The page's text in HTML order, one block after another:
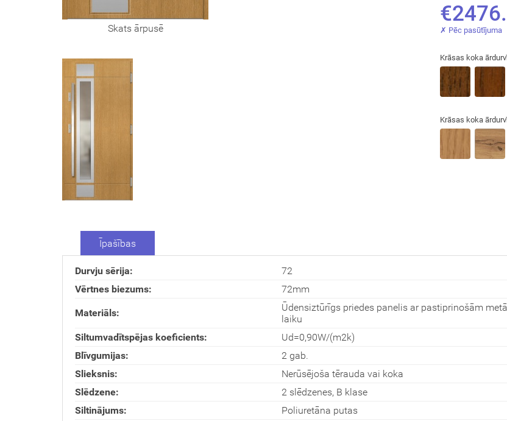
Skats ārpusē ✗ Pēc pasūtījuma
Krāsas koka
Krāsas koka
Īpašības
Durvju sērija:
72
Vērtnes biezums:
72mm
Materiāls:
Ūdensiztūrīgs priedes panelis ar pastiprinošām
laiku
Siltumvadītspējas koeficients:
Ud=0,90W/(m2k)
Blīvgumijas:
2 gab.
Slieksnis:
Nerūsējoša tērauda vai koka
Slēdzene:
2 slēdzenes, B klase
Siltinājums:
Poliuretāna putas
mājai
Aizvērt!